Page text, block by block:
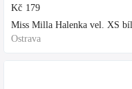
Kč 179
Miss Milla Halenka vel. XS
Ostrava